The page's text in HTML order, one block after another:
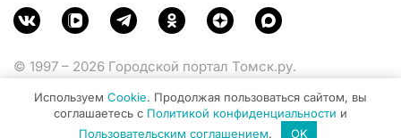
© 1997 – 2026 Городской портал Томск.ру.
Министерства цифрового развития, связи и массовых
коммуникаций Российской Федерации.
Используем Cookie. Продолжая пользоваться сайтом, вы
соглашаетесь с Политикой конфиденциальности и
Пользовательским соглашением. OK